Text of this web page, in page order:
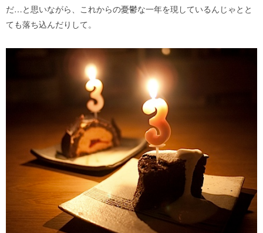
だ…と思いながら、これからの憂鬱な一年を現しているんじゃとと
ても落ち込んだりして。